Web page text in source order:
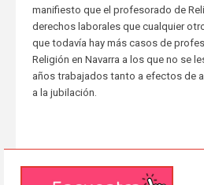
manifiesto que el profesorado de
derechos laborales que cualquier
que todavía hay más casos de
Religión en Navarra a los que no se
años trabajados tanto a efectos de
a la jubilación.